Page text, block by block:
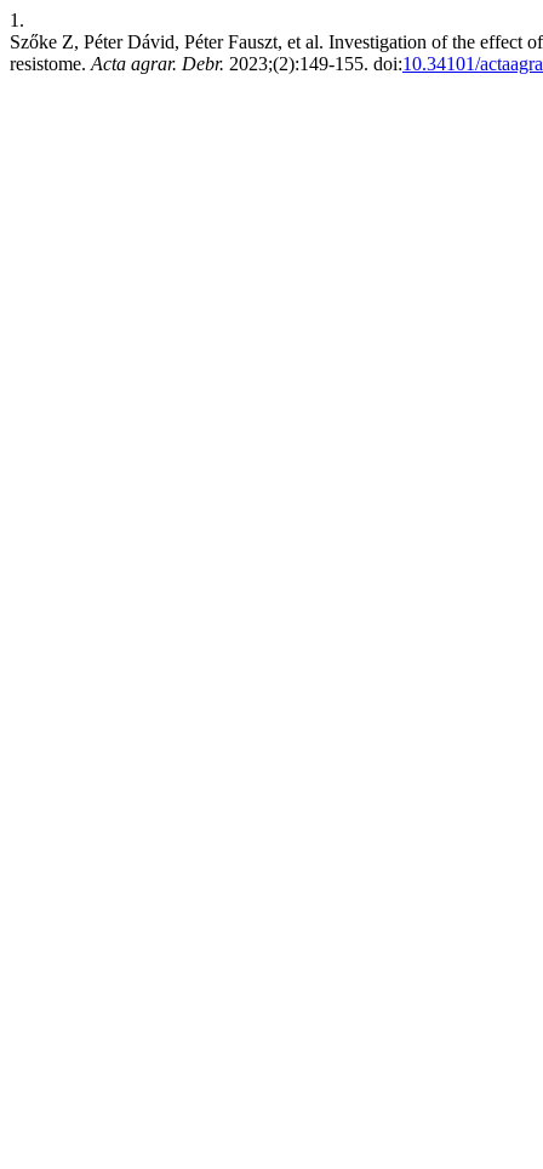
1.
Szőke Z, Péter Dávid, Péter Fauszt, et al. Investigation of the effect
resistome. Acta agrar. Debr. 2023;(2):149-155. doi:10.34101/